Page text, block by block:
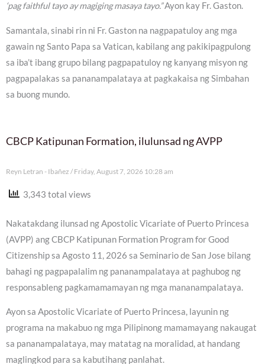
‘pag faithful tayo ay magiging masaya tayo.”Ayon kay Fr. Gaston.
Samantala, sinabi rin ni Fr. Gaston na nagpapatuloy ang mga
gawain ng Santo Papa sa Vatican, kabilang ang pakikipagpulong
sa iba’t ibang grupo bilang pagpapatuloy ng kanyang misyon ng
pagpapalakas sa pananampalataya at pagkakaisa ng Simbahan
sa buong mundo.
CBCP Katipunan Formation, ilulunsad ng AVPP
Reyn Letran - Ibañez Friday, August 7, 2026 10:28 am
3,343 total views
Nakatakdang ilunsad ng Apostolic Vicariate of Puerto Princesa
(AVPP) ang CBCP Katipunan Formation Program for Good
Citizenship sa Agosto 11, 2026 sa Seminario de San Jose bilang
bahagi ng pagpapalalim ng pananampalataya at paghubog ng
responsableng pagkamamamayan ng mga mananampalataya.
Ayon sa Apostolic Vicariate of Puerto Princesa, layunin ng
programa na makabuo ng mga Pilipinong mamamayang nakaugat
sa pananampalataya, may matatag na moralidad, at handang
maglingkod para sa kabutihang panlahat.